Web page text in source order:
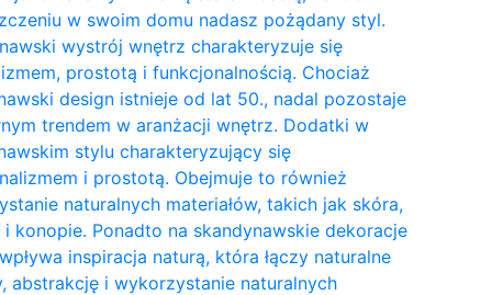
w swoim domu nadasz pożądany styl.
wystrój wnętrz charakteryzuje się
prostotą i funkcjonalnością. Chociaż
design istnieje od lat 50., nadal pozostaje
trendem w aranżacji wnętrz. Dodatki w
stylu charakteryzujący się
i prostotą. Obejmuje to również
naturalnych materiałów, takich jak skóra,
konopie. Ponadto na skandynawskie dekoracje
inspiracja naturą, która łączy naturalne
abstrakcję i wykorzystanie naturalnych